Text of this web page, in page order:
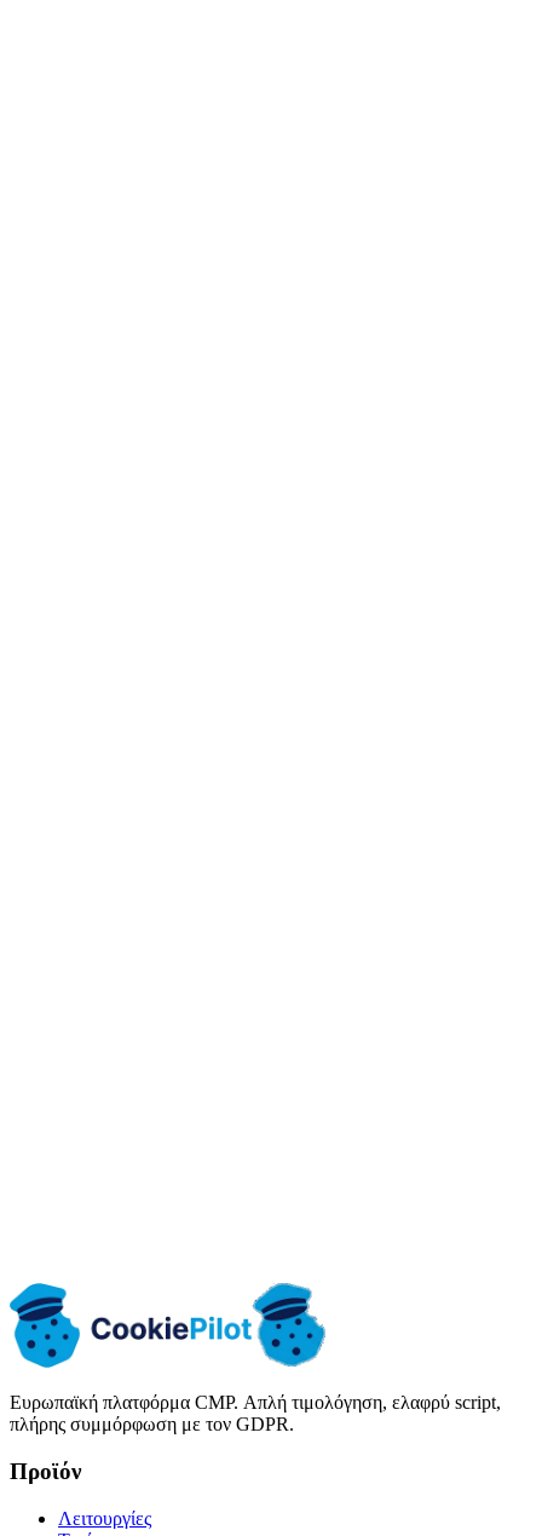
Ξεκινήστε δωρεάν Δείτε τις τιμές
Ευρωπαϊκή πλατφόρμα CMP. Απλή τιμολόγηση, ελαφρύ script,
πλήρης συμμόρφωση με τον GDPR.
Προϊόν
Λειτουργίες